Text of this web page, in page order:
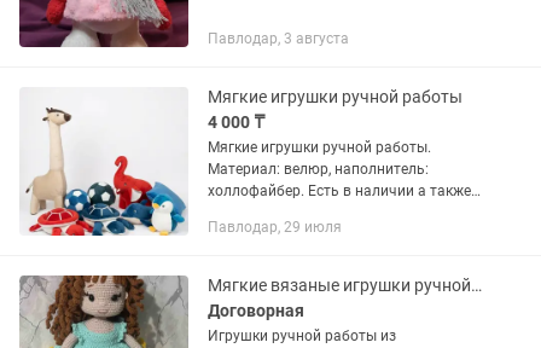
Павлодар, 3 августа
Мягкие игрушки ручной работы
4 000 ₸
Мягкие игрушки ручной работы.
Материал: велюр, наполнитель:
холлофайбер. Есть в наличии а также
писать на
Павлодар, 29 июля
Мягкие вязаные игрушки ручной работы
Договорная
Игрушки ручной работы из